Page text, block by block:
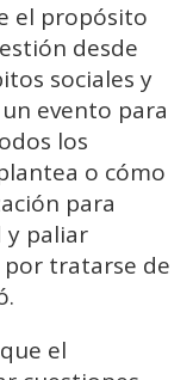
el propósito
desde
sociales y
evento para
los
o cómo
para
y paliar
tratarse de
el